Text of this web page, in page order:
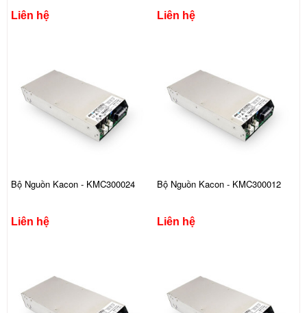
Liên hệ Liên hệ
Bộ Nguồn Kacon - KMC300024
Liên hệ
Bộ Nguồn Kacon - KMC300012
Liên hệ